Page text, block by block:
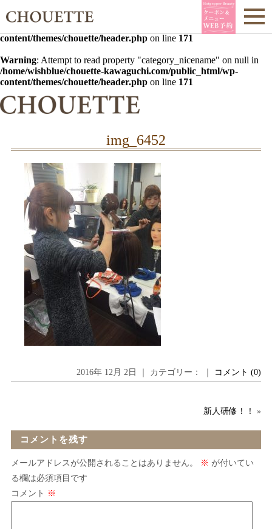
Warning : Undefined array key 0 in
/home/wishblue/chouette-
content/themes/chouette/header.php on line 171
Warning: Attempt to read property "category_nicename" on null in
/home/wishblue/chouette-kawaguchi.com/public_html/wp-
content/themes/chouette/header.php on line 171
img_6452
2016年 12月 2日 ｜ カテゴリー： ｜ コメント (0)
新人研修！！ »
コメントを残す
メールアドレスが公開されることはありません。 ※ が付いてい
る欄は必須項目です
コメント ※